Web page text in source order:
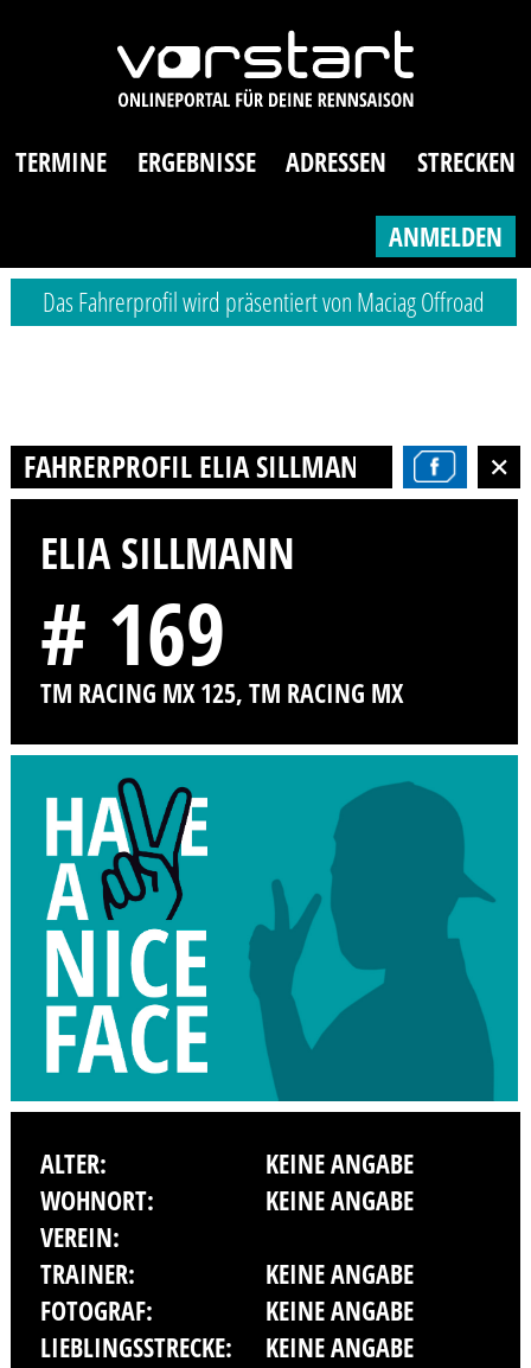
TERMINE ERGEBNISSE ADRESSEN STRECKEN
ANMELDEN
Das Fahrerprofil wird präsentiert von Maciag Offroad
FAHRERPROFIL ELIA SILLMANN
ELIA SILLMANN
# 169
TM RACING MX 125, TM RACING MX
ALTER:
KEINE ANGABE
WOHNORT:
KEINE ANGABE
VEREIN:
TRAINER:
KEINE ANGABE
FOTOGRAF:
KEINE ANGABE
LIEBLINGSSTRECKE:
KEINE ANGABE